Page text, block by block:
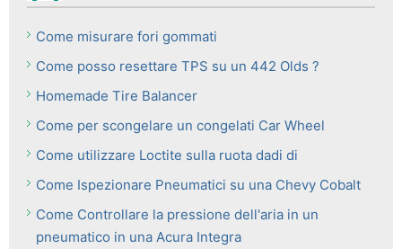
Come misurare fori gommati
Come posso resettare TPS su un 442 Olds ?
Homemade Tire Balancer
Come per scongelare un congelati Car Wheel
Come utilizzare Loctite sulla ruota dadi di
Come Ispezionare Pneumatici su una Chevy Cobalt
Come Controllare la pressione dell'aria in un
pneumatico in una Acura Integra